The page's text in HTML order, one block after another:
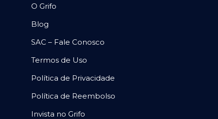
O Grifo
Blog
SAC – Fale Conosco
Termos de Uso
Política de Privacidade
Política de Reembolso
Invista no Grifo